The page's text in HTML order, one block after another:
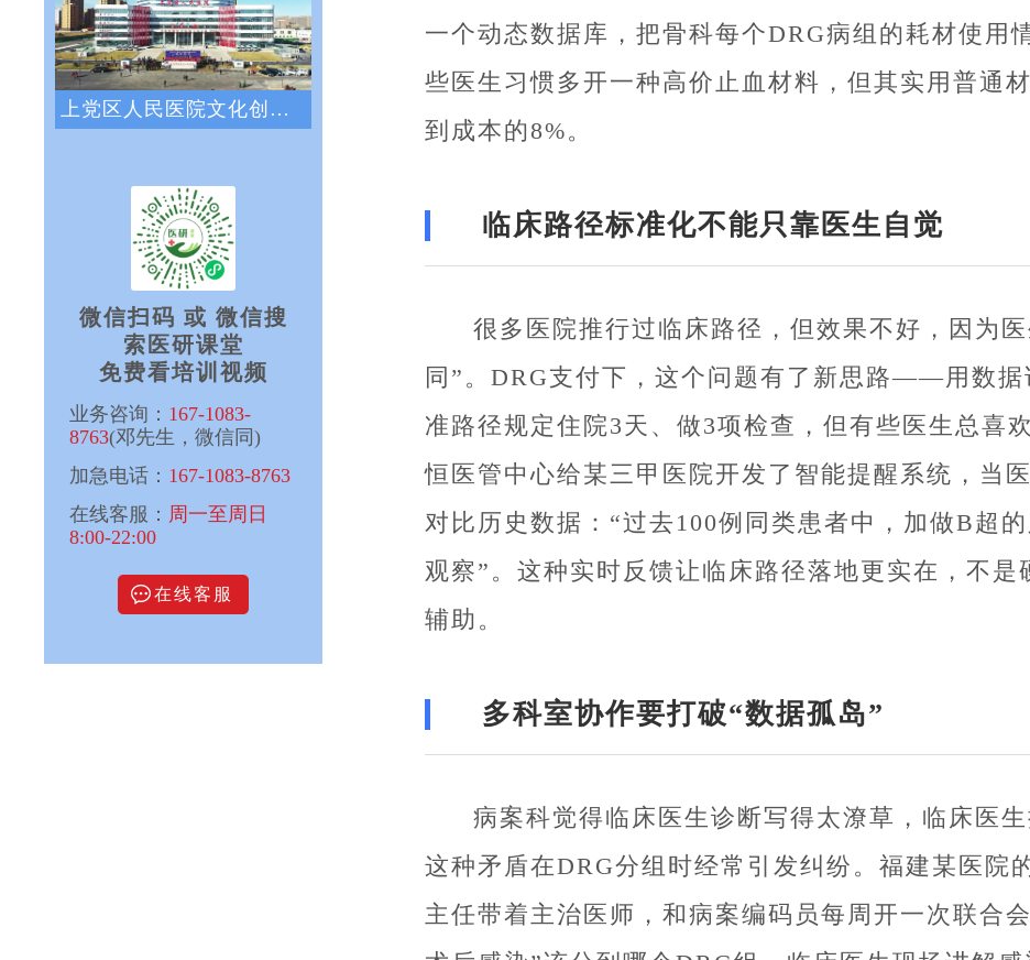
上党区人民医院文化创新咨询项目正式启动
微信扫码 或 微信搜
索医研课堂
免费看培训视频
业务咨询： 167-1083-
8763(邓先生，微信同)
加急电话： 167-1083-8763
在线客服： 周一至周日
8:00-22:00
在线客服
一个动态数据库，把骨科每个DRG病组的耗材使用
些医生习惯多开一种高价止血材料，但其实用普通
到成本的8%。
临床路径标准化不能只靠医生自觉
很多医院推行过临床路径，但效果不好，因为
同”。DRG支付下，这个问题有了新思路——用数据
准路径规定住院3天、做3项检查，但有些医生总喜
恒医管中心给某三甲医院开发了智能提醒系统，当
对比历史数据：“过去100例同类患者中，加做B超
观察”。这种实时反馈让临床路径落地更实在，不
辅助。
多科室协作要打破“数据孤岛”
病案科觉得临床医生诊断写得太潦草，临床医
这种矛盾在DRG分组时经常引发纠纷。福建某医院
主任带着主治医师，和病案编码员每周开一次联合